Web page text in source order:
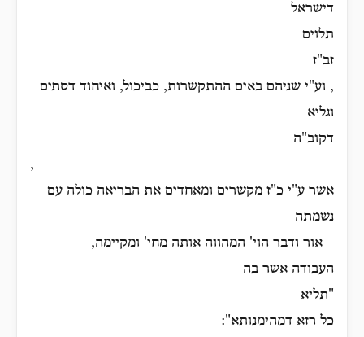
דישראל
תלוים
זב"ז
, וע"י שניהם באים ההתקשרות, כביכול, ואיחוד דסתים
וגליא
דקוב"ה
,
אשר ע"י כ"ז מקשרים ומאחדים את הבריאה כולה עם
נשמתה
– אור ודבר הוי' המהווה אותה מחי' ומקיימה,
העבודה אשר בה
"תליא
כל רזא דמהימנותא":